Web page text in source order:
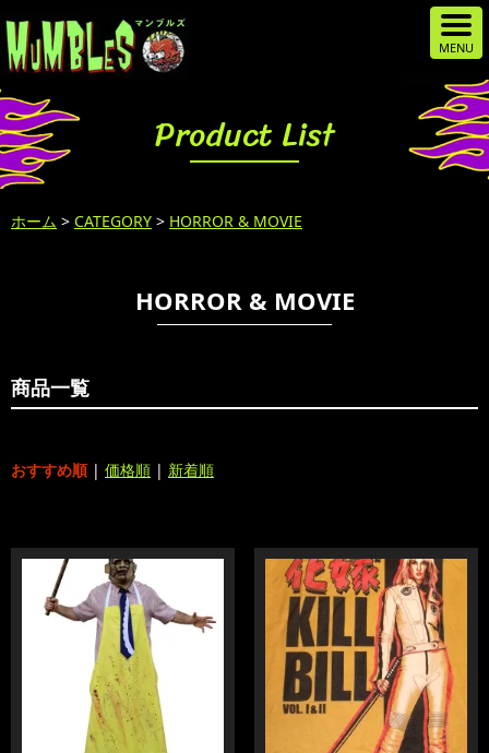
Product List
ホーム > CATEGORY > HORROR & MOVIE
HORROR & MOVIE
商品一覧
おすすめ順 | 価格順 | 新着順